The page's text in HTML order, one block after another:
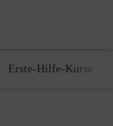
Erste-Hilfe-Kurse